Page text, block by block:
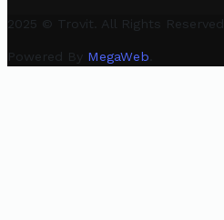
2025 © Trovit. All Rights Reserved.
Powered By MegaWeb